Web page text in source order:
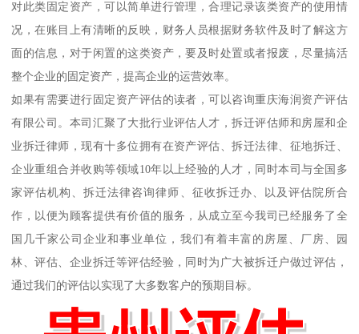
对此类固定资产，可以简单进行管理，合理记录该类资产的使用情
况，在账目上有清晰的反映，财务人员根据财务软件及时了解这方
面的信息，对于闲置的这类资产，要及时处置或者报废，尽量搞活
整个企业的固定资产，提高企业的运营效率。
如果有需要进行固定资产评估的读者，可以咨询重庆海润资产评估
有限公司。本司汇聚了大批行业评估人才，拆迁评估师和房屋和企
业拆迁律师，现有十多位拥有在资产评估、拆迁法律、征地拆迁、
企业重组合并收购等领域10年以上经验的人才，同时本司与全国多
家评估机构、拆迁法律咨询律师、征收拆迁办、以及评估院所合
作，以便为顾客提供有价值的服务，从成立至今我司已经服务了全
国几千家公司企业和事业单位，我们有着丰富的房屋、厂房、园
林、评估、企业拆迁等评估经验，同时为广大被拆迁户做过评估，
通过我们的评估以实现了大多数客户的预期目标。